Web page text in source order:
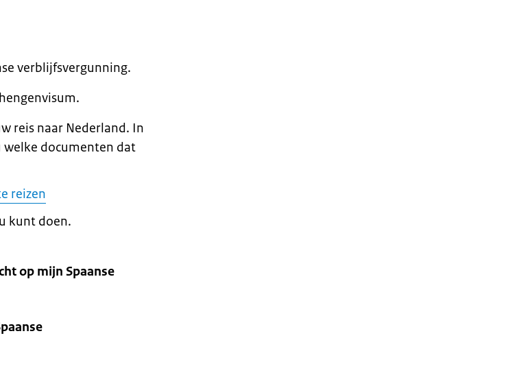
verblijfsvergunning.
reis naar Nederland. In
welke documenten dat
reizen
kunt doen.
op mijn Spaanse